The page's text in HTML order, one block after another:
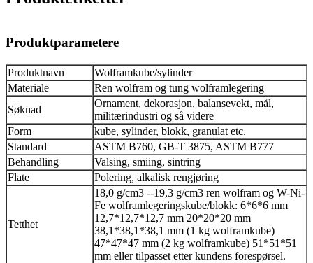
Produktparametere
Produktnavn
Wolframkube/sylinder
Materiale
Ren wolfram og tung wolframlegering
Søknad
Ornament, dekorasjon, balansevekt, mål,
militærindustri og så videre
Form
kube, sylinder, blokk, granulat etc.
Standard
ASTM B760, GB-T 3875, ASTM B777
Behandling
Valsing, smiing, sintring
Flate
Polering, alkalisk rengjøring
Tetthet
18,0 g/cm3 --19,3 g/cm3 ren wolfram og W-Ni-
Fe wolframlegeringskube/blokk: 6*6*6 mm
12,7*12,7*12,7 mm 20*20*20 mm
38,1*38,1*38,1 mm (1 kg wolframkube)
47*47*47 mm (2 kg wolframkube) 51*51*51
mm eller tilpasset etter kundens forespørsel.